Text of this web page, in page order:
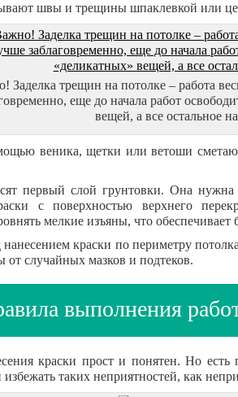
швы и трещины шпаклевкой или
Заделка трещин на потолке – работа
еще до начала работ
вещей, а все остальное
веника, щетки или ветоши
первый слой грунтовки. Она нужна
с поверхностью верхнего
мелкие изъяны, что
нанесением краски по периметру
от случайных мазков и подтеков.
выполнения
краски прост и понятен. Но
избежать таких неприятностей, как